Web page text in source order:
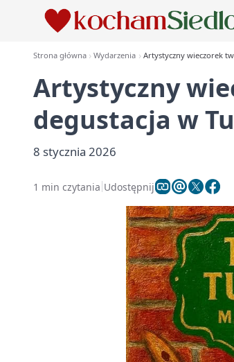
Strona główna Wydarzenia Artystyczny wieczorek
Artystyczny
degustacja w
8 stycznia 2026
1 min czytania Udostępnij